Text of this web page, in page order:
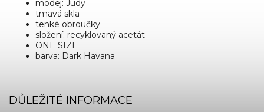
modej: Judy
tmavá skla
tenké obroučky
složení: recyklovaný acetát
ONE SIZE
barva: Dark Havana
DŮLEŽITÉ INFORMACE